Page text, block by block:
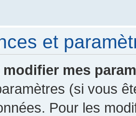
et
mes
(si vous
Pour les